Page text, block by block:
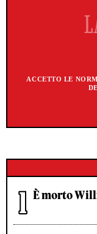
ACCETTO LE
È morto